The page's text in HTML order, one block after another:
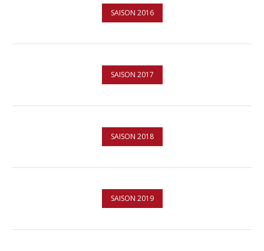
SAISON 2016
SAISON 2017
SAISON 2018
SAISON 2019